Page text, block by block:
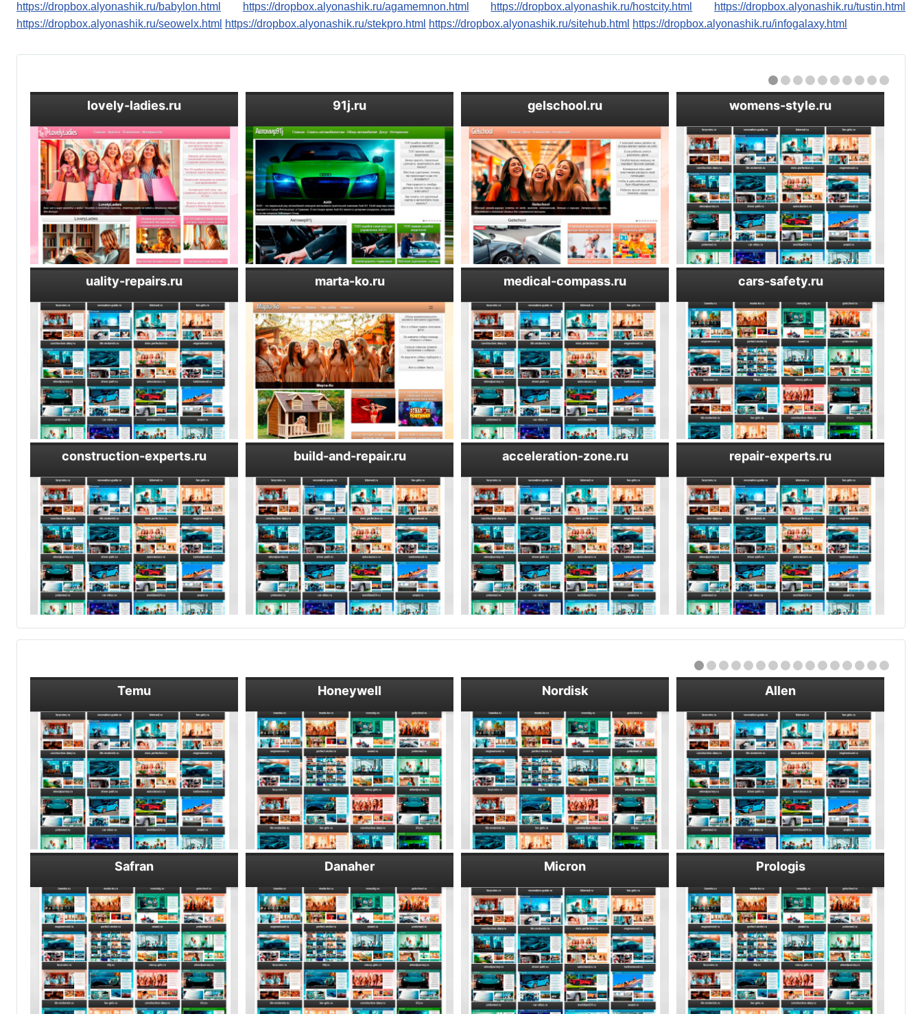
https://dropbox.alyonashik.ru/babylon.html
https://dropbox.alyonashik.ru/agamemnon.html https://dropbox.alyonashik.ru/hostcity.html
https://dropbox.alyonashik.ru/tustin.html
https://dropbox.alyonashik.ru/seowelx.html https://dropbox.alyonashik.ru/stekpro.html https://dropbox.alyonashik.ru/sitehub.html https://dropbox.alyonashik.ru/infogalaxy.html
lovely-ladies.ru 91j.ru gelschool.ru womens-style.ru
uality-repairs.ru marta-ko.ru medical-compass.ru cars-safety.ru
construction-experts.ru build-and-repair.ru acceleration-zone.ru repair-experts.ru
Temu Honeywell Nordisk Allen
Safran Danaher Micron Prologis